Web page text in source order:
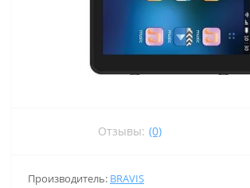
Отзывы: (0)
Производитель: BRAVIS